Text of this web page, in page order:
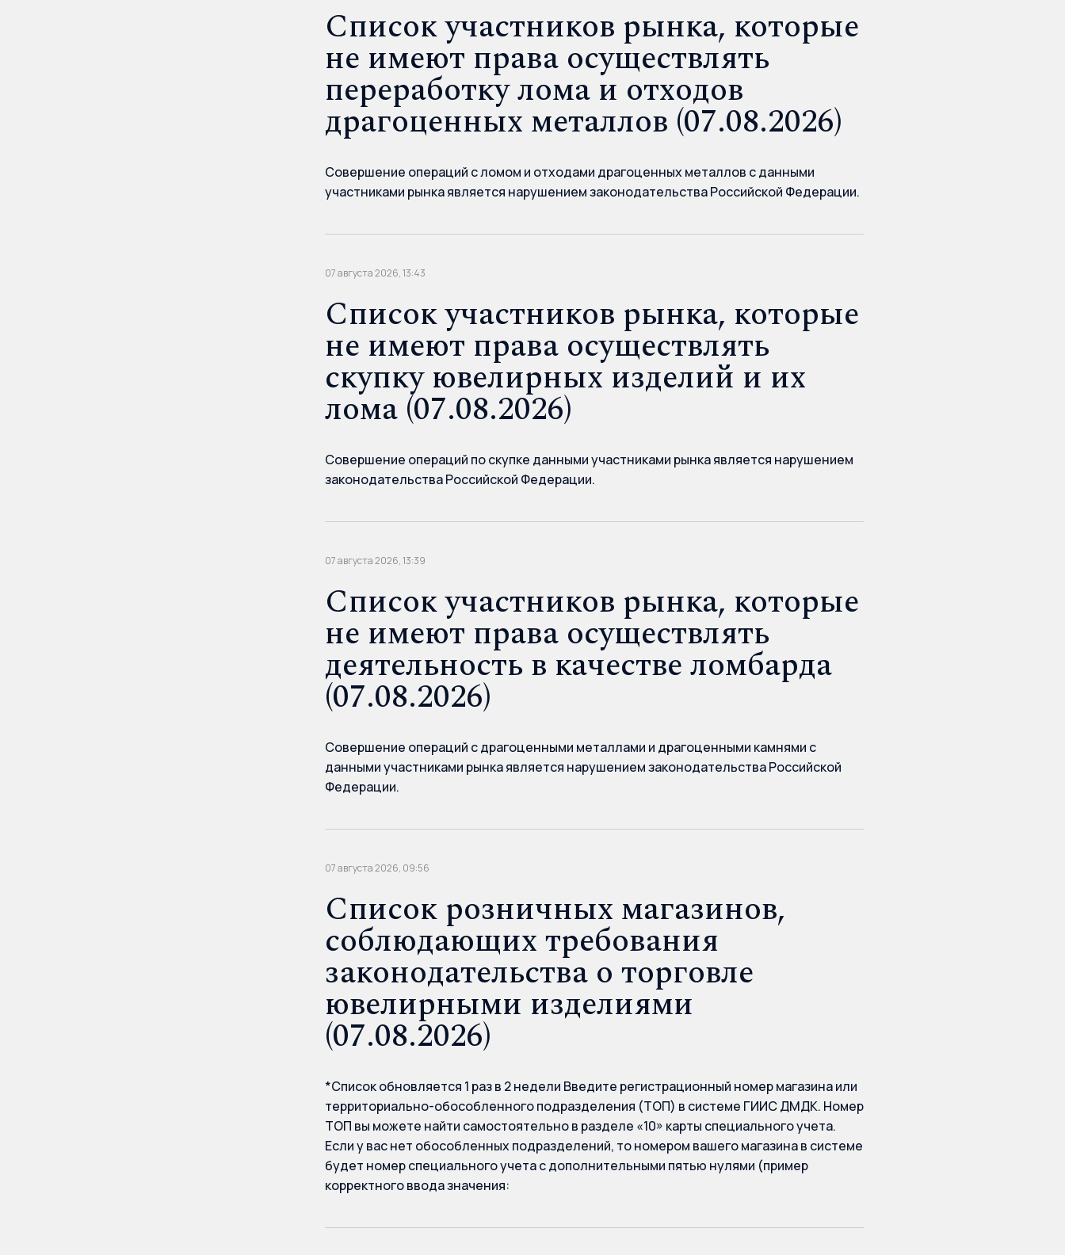
Список участников рынка, которые
не имеют права осуществлять
переработку лома и отходов
драгоценных металлов (07.08.2026)
Совершение операций с ломом и отходами драгоценных металлов с данными
участниками рынка является нарушением законодательства Российской Федерации.
07 августа 2026, 13:43
Список участников рынка, которые
не имеют права осуществлять
скупку ювелирных изделий и их
лома (07.08.2026)
Совершение операций по скупке данными участниками рынка является нарушением
законодательства Российской Федерации.
07 августа 2026, 13:39
Список участников рынка, которые
не имеют права осуществлять
деятельность в качестве ломбарда
(07.08.2026)
Совершение операций с драгоценными металлами и драгоценными камнями с
данными участниками рынка является нарушением законодательства Российской
Федерации.
07 августа 2026, 09:56
Список розничных магазинов,
соблюдающих требования
законодательства о торговле
ювелирными изделиями
(07.08.2026)
*Список обновляется 1 раз в 2 недели Введите регистрационный номер магазина или
территориально-обособленного подразделения (ТОП) в системе ГИИС ДМДК. Номер
ТОП вы можете найти самостоятельно в разделе «10» карты специального учета.
Если у вас нет обособленных подразделений, то номером вашего магазина в системе
будет номер специального учета с дополнительными пятью нулями (пример
корректного ввода значения: